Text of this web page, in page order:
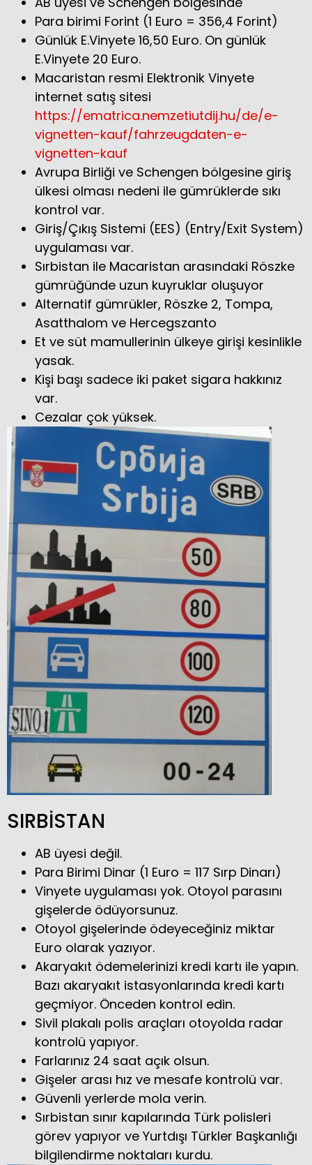
Para birimi Forint (1 Euro = 356,4 Forint)
Günlük E.Vinyete 16,50 Euro. On günlük
E.Vinyete 20 Euro.
Macaristan resmi Elektronik Vinyete
internet satış sitesi
https://ematrica.nemzetiutdij.hu/de/e-
vignetten-kauf/fahrzeugdaten-e-
vignetten-kauf
Avrupa Birliği ve Schengen bölgesine giriş
ülkesi olması nedeni ile gümrüklerde sıkı
kontrol var.
Giriş/Çıkış Sistemi (EES) (Entry/Exit System)
uygulaması var.
Sırbistan ile Macaristan arasındaki Röszke
gümrüğünde uzun kuyruklar oluşuyor
Alternatif gümrükler, Röszke 2, Tompa,
Asatthalom ve Hercegszanto
Et ve süt mamullerinin ülkeye girişi kesinlikle
yasak.
Kişi başı sadece iki paket sigara hakkınız
var.
Cezalar çok yüksek.
SIRBİSTAN
AB üyesi değil.
Para Birimi Dinar (1 Euro = 117 Sırp Dinarı)
Vinyete uygulaması yok. Otoyol parasını
gişelerde ödüyorsunuz.
Otoyol gişelerinde ödeyeceğiniz miktar
Euro olarak yazıyor.
Akaryakıt ödemelerinizi kredi kartı ile yapın.
Bazı akaryakıt istasyonlarında kredi kartı
geçmiyor. Önceden kontrol edin.
Sivil plakalı polis araçları otoyolda radar
kontrolü yapıyor.
Farlarınız 24 saat açık olsun.
Gişeler arası hız ve mesafe kontrolü var.
Güvenli yerlerde mola verin.
Sırbistan sınır kapılarında Türk polisleri
görev yapıyor ve Yurtdışı Türkler Başkanlığı
bilgilendirme noktaları kurdu.